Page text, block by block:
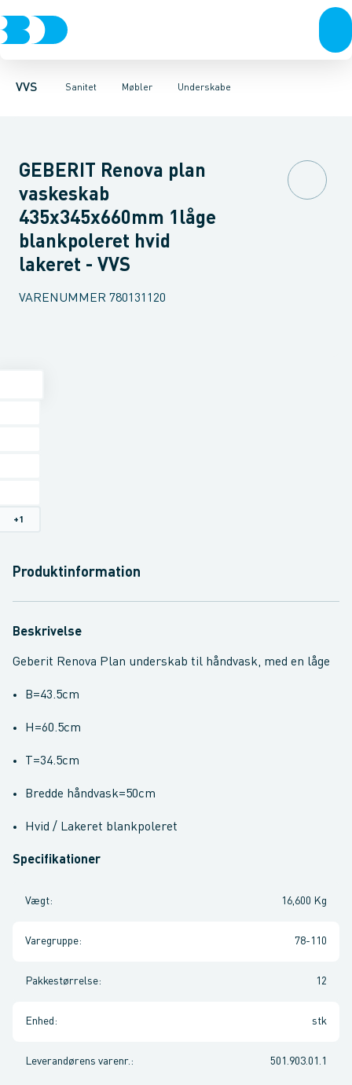
VVS Sanitet
Rør & fittingsPressfittings & rørKuglehaner & ventiler
Møbler
Toiletter, sæder og cisterner VaskeArmaturer
Underskabe
Møbelsæt & pakkerUnderskabeHøjskabe
GEBERIT Renova plan
vaskeskab
435x345x660mm 1låge
blankpoleret hvid
lakeret - VVS
VARENUMMER 780131120
+1
Produktinformation
Beskrivelse
Geberit Renova Plan underskab til håndvask, med en låge
B=43.5cm
H=60.5cm
T=34.5cm
Bredde håndvask=50cm
Hvid / Lakeret blankpoleret
Specifikationer
Vægt: 16,600 Kg
Varegruppe: 78-110
Pakkestørrelse: 12
Enhed : stk
Leverandørens varenr. : 501.903.01.1